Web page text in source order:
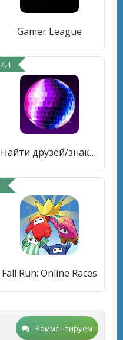
Gamer League
4.4
Найти друзей/знакомства: Party
Fall Run: Online Races
Комментируем